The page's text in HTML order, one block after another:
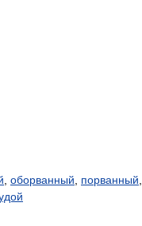
оборванный порванный